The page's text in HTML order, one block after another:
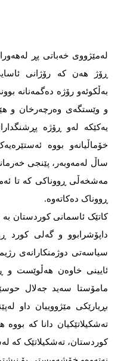
لەمێژووی خەباتی پڕ
ڕۆژ هەن کە رۆژانی
بەڵکوئەو رۆژە دەگمەنانە
و وێستگەی وەرچەرخان و
یەکێکە لەو ڕۆژە
ساڵ لەمەوبەر، پێنجی
مەشخەڵی ڕووناکی کە تا
ڕووناک دەکاتەوە.
کاتێک ئاسمانی
داپۆشرابوو و گەلی کورد
سیاسەتی دوژمنکارانەی
ئایینی خاوەن هەڵوێست و
مامۆستا سەید جەلال
تەشکیلاتێکیان دانا کە
کوردستان، تەشکیلاتێک کە